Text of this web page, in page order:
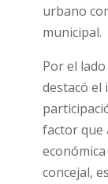
urbano
municipal.
Por el
destacó el
factor que
concejal,